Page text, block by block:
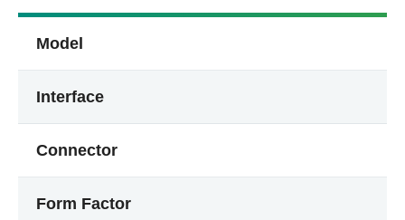
Model
Interface
Connector
Form Factor